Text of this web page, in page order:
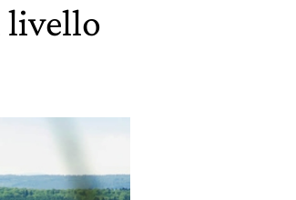
livello